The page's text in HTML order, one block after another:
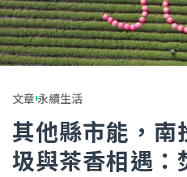
文章永續生活
其他縣市能，南
圾與茶香相遇：